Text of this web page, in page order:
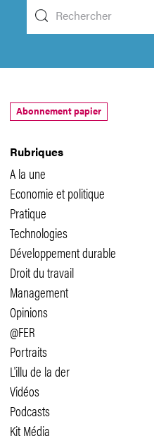
Rubriques
A la une
Economie et politique
Pratique
Technologies
Développement durable
Droit du travail
Management
Opinions
@FER
Portraits
L'illu de la der
Vidéos
Podcasts
Kit Média
Abonnement papier